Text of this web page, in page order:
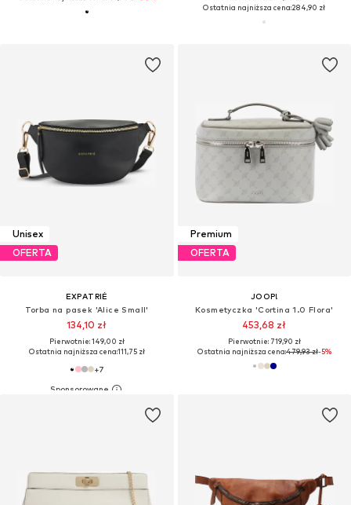
Ostatnia najniższa cena:284,90 zł
Unisex
OFERTA
EXPATRIÉ
Torba na pasek 'Alice Small'
134,10 zł
Pierwotnie: 149,00 zł
Ostatnia najniższa cena:111,75 zł
+7
Premium
OFERTA
JOOP!
Kosmetyczka 'Cortina 1.0 Flora'
453,68 zł
Pierwotnie: 719,90 zł
Ostatnia najniższa cena:479,93 zł-5%